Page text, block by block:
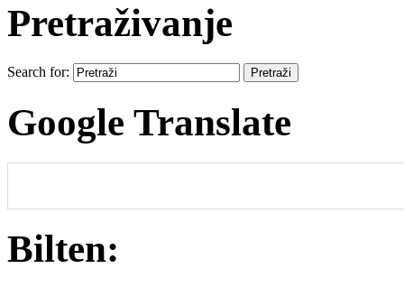
Pretraživanje
Search for:
Google Translate
Bilten: